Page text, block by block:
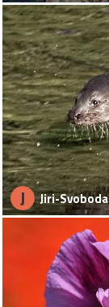
J Jiri-Svoboda